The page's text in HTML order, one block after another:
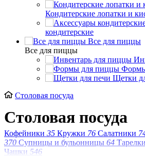
Кондитерские лопатки и
кондитерские
Все для пиццы
Все для пиццы
Щетки
Столовая посуда
Столовая посуда
Кофейники 35 Кружки 76 Салатники
370 Супницы и бульонницы 64 Тарелки
Чашки 546